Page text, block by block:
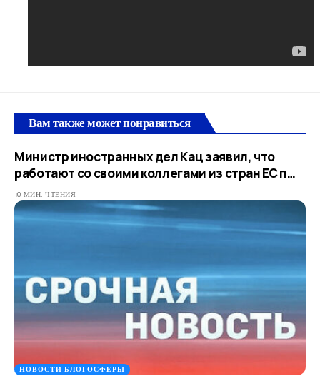
Вам также может понравиться
Министр иностранных дел Кац заявил, что
работают со своими коллегами из стран ЕС п…
0 МИН. ЧТЕНИЯ
НОВОСТИ БЛОГОСФЕРЫ